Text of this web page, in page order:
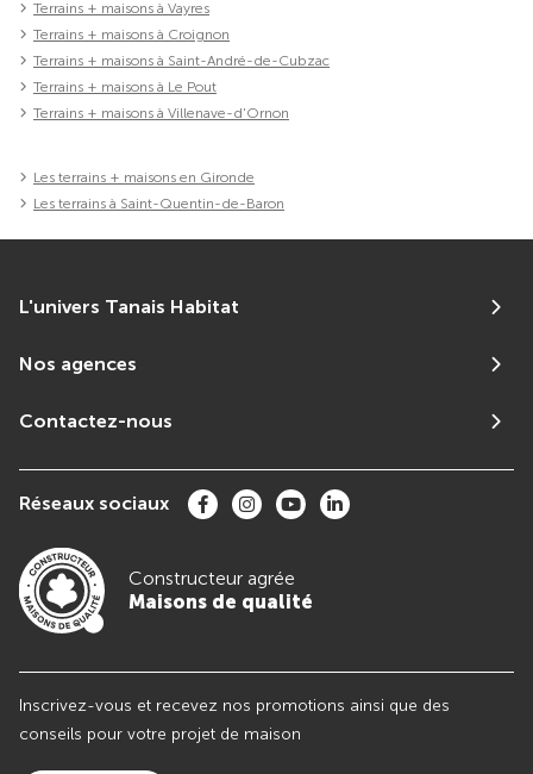
Terrains + maisons à Vayres
Terrains + maisons à Croignon
Terrains + maisons à Saint-André-de-Cubzac
Terrains + maisons à Le Pout
Terrains + maisons à Villenave-d'Ornon
Les terrains + maisons en Gironde
Les terrains à Saint-Quentin-de-Baron
L'univers Tanais Habitat
Nos agences
Contactez-nous
Réseaux sociaux
Constructeur agrée
Maisons de qualité
Inscrivez-vous et recevez nos promotions ainsi que des
conseils pour votre projet de maison